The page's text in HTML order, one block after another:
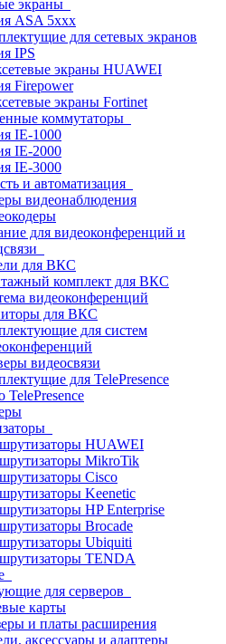
экраны
ASA 5xxx
для сетевых экранов
IPS
экраны HUAWEI
Firepower
экраны Fortinet
коммутаторы
IE-1000
IE-2000
IE-3000
и автоматизация
видеонаблюдения
для видеоконференций и
для ВКС
комплект для ВКС
видеоконференций
для ВКС
для систем
видеосвязи
для TelePresence
TelePresence
HUAWEI
MikroTik
Cisco
Keenetic
HP Enterprise
Brocade
Ubiquiti
TENDA
для серверов
карты
и платы расширения
аксессуары и адаптеры